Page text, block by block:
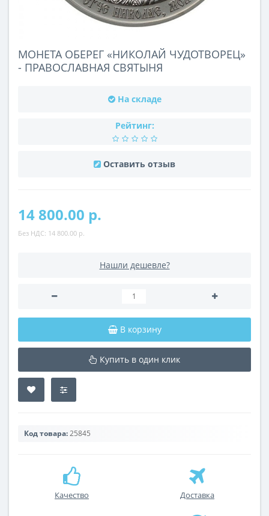
МОНЕТА ОБЕРЕГ «НИКОЛАЙ ЧУДОТВОРЕЦ»
- ПРАВОСЛАВНАЯ СВЯТЫНЯ
На складе
Рейтинг:
Оставить отзыв
14 800.00 р.
Без НДС: 14 800.00 р.
Нашли дешевле?
В корзину
Купить в один клик
Код товара:25845
Качество Доставка